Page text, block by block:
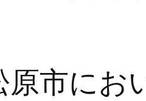
原市にお